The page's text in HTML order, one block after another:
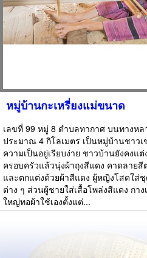
หมู่บ้านกะเหรี่ยงแม่ขนาด
เลขที่ 99 หมู่ 8 ตำบลทากาศ บนทางหล
ประมาณ 4 กิโลเมตร เป็นหมู่บ้านชาวเ
ความเป็นอยู่เรียบง่าย ชาวบ้านยังคงแ
ครอบครัวแล้วนุ่งผ้าถุงสีแดง คาดลายสี
และตกแต่งด้วยผ้าสีแดง ผู้หญิงโสดใส่
ต่าง ๆ ส่วนผู้ชายใส่เสื้อโพล่งสีแดง กา
ใหญ่ทอผ้าใช้เองตั้งแต่...